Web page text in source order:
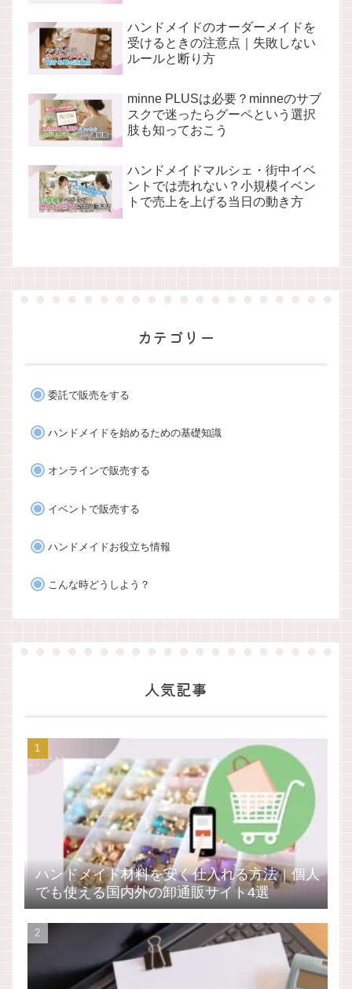
ハンドメイドのオーダーメイドを
受けるときの注意点｜失敗しない
ルールと断り方
minne PLUSは必要？minneのサブ
スクで迷ったらグーペという選択
肢も知っておこう
ハンドメイドマルシェ・街中イベ
ントでは売れない？小規模イベン
トで売上を上げる当日の動き方
カテゴリー
委託で販売をする
ハンドメイドを始めるための基礎知識
オンラインで販売する
イベントで販売する
ハンドメイドお役立ち情報
こんな時どうしよう？
人気記事
ハンドメイド材料を安く仕入れる方法｜個人
でも使える国内外の卸通販サイト4選